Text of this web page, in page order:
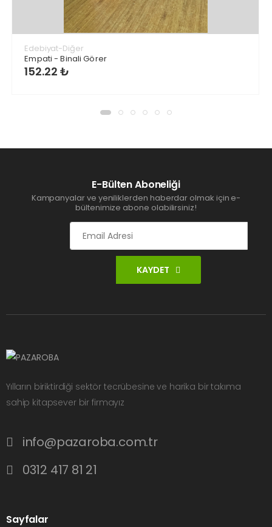
Edebiyat-Diğer
Empati - Binali Görer
152.22 ₺
E-Bülten Aboneliği
Kampanyalar ve yeniliklerden haberdar olmak için e-
bültenimize abone olabilirsiniz!
KAYDET
Yılların biriktirdiği sektör tecrübesine ve harika bir takıma
sahip kitapsever bir firmayız
info@pazaroba.com.tr
0312 417 81 21
Sayfalar